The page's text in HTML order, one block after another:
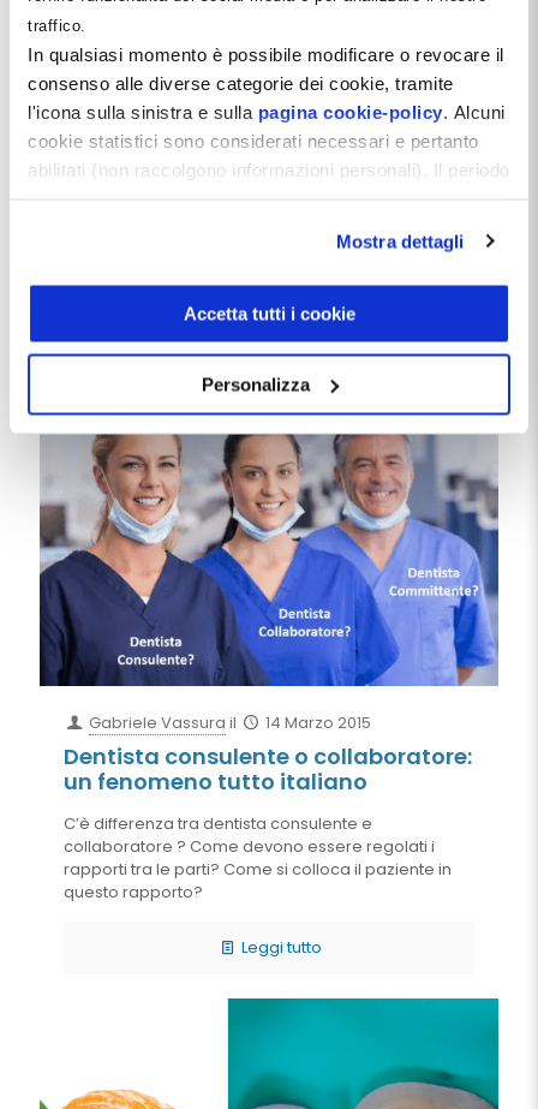
traffico.
In qualsiasi momento è possibile modificare o revocare il
consenso alle diverse categorie dei cookie, tramite
l'icona sulla sinistra e sulla pagina cookie-policy . Alcuni
cookie statistici sono considerati necessari e pertanto
abilitati (non raccolgono informazioni personali). Il periodo
indirizzo:dentistamanager.it/contatti-dentista-
Chiudendo questo banner tramite apposita X in alto a
Mostra dettagli
Accetta tutti i cookie
Personalizza
Gabriele Vassura il 21 Marzo 2015
Consulenza odontoiatrica: una
Questo articolo rappresenta l'ideale continuazione
questo blog.
Leggi tutto
Gabriele Vassura il 14 Marzo 2015
Dentista consulente o collaboratore:
un fenomeno tutto italiano
C’è differenza tra dentista consulente e
collaboratore ? Come devono essere regolati i
rapporti tra le parti? Come si colloca il paziente in
questo rapporto?
Leggi tutto